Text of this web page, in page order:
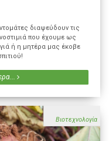
διαψεύδουν τις
που έχουμε ως
ή η μητέρα μας έκοβε
Βιοτεχνολογία